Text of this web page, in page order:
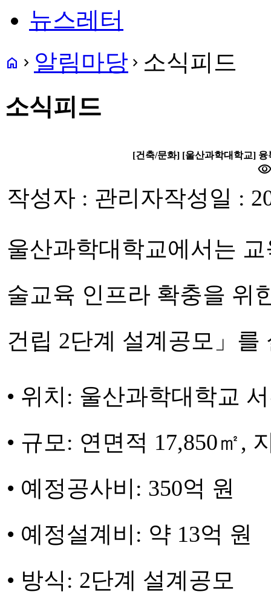
뉴스레터
home navigate_next 알림마당 navigate_next 소식피드
소식피드
[건축/문화] [울산과학대학교]
작성자 : 관리자작성일 :
울산과학대학교에서는
술교육 인프라 확충을 위
건립 2단계 설계공모」를
• 위치: 울산과학대학교
• 규모: 연면적 17,850㎡,
• 예정공사비: 350억 원
• 예정설계비: 약 13억 원
• 방식: 2단계 설계공모